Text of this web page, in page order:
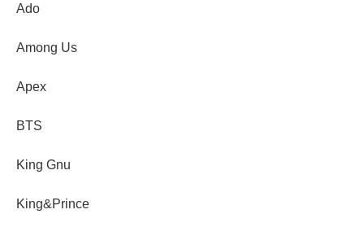
Ado
Among Us
Apex
BTS
King Gnu
King&Prince